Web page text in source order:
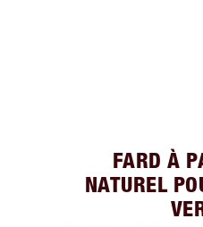
FARD À
NATUREL